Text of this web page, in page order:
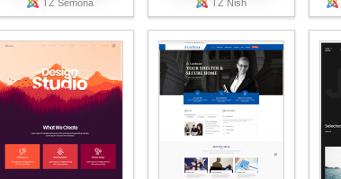
TZ Semona TZ Nish